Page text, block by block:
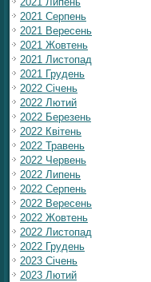
2021 Серпень
2021 Вересень
2021 Жовтень
2021 Листопад
2021 Грудень
2022 Січень
2022 Лютий
2022 Березень
2022 Квітень
2022 Травень
2022 Червень
2022 Липень
2022 Серпень
2022 Вересень
2022 Жовтень
2022 Листопад
2022 Грудень
2023 Січень
2023 Лютий